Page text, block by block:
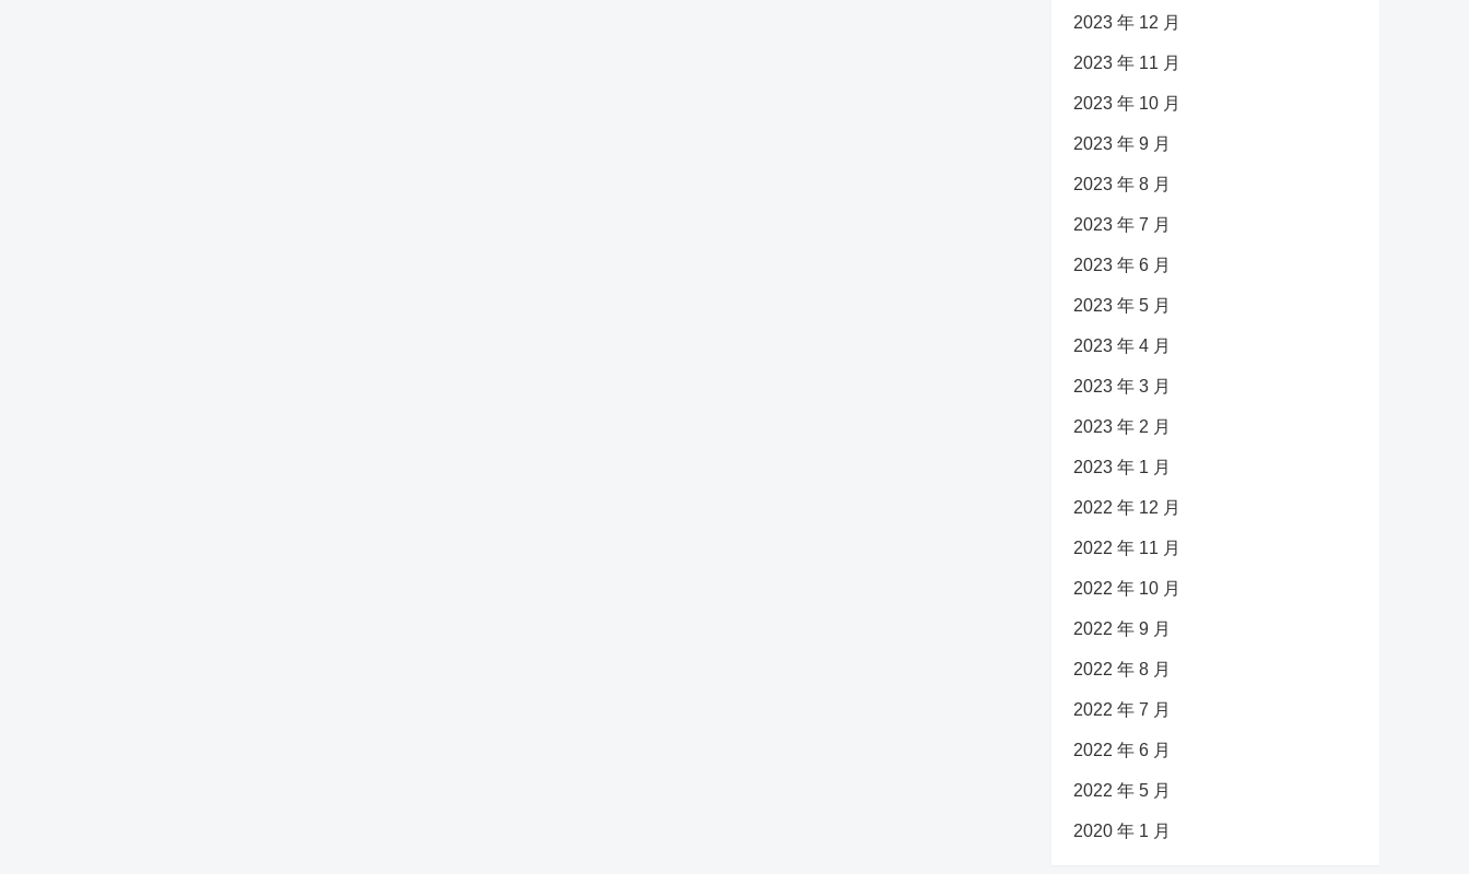
2023 年 12 月
2023 年 11 月
2023 年 10 月
2023 年 9 月
2023 年 8 月
2023 年 7 月
2023 年 6 月
2023 年 5 月
2023 年 4 月
2023 年 3 月
2023 年 2 月
2023 年 1 月
2022 年 12 月
2022 年 11 月
2022 年 10 月
2022 年 9 月
2022 年 8 月
2022 年 7 月
2022 年 6 月
2022 年 5 月
2020 年 1 月